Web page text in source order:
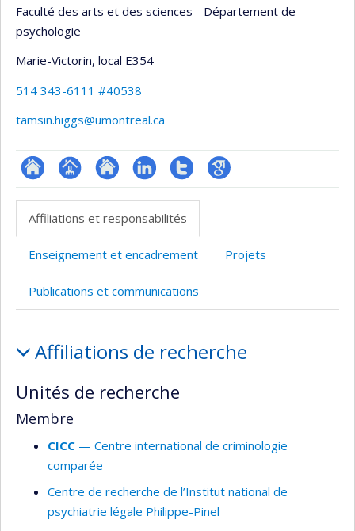
Faculté des arts et des sciences - Département de
psychologie
Marie-Victorin, local E354
514 343-6111 #40538
tamsin.higgs@umontreal.ca
ResearchGate
Page
(faculté,département,école)
Site
l’unité
recherche
LinkedInCompteGoogle
Affiliations et responsabilités
Enseignement et encadrement Projets
Publications et communications
et
responsabilités
Affiliations de recherche
Unités de recherche
Membre
CICC — Centre international de criminologie
comparée
Centre de recherche de l’Institut national de
psychiatrie légale Philippe-Pinel